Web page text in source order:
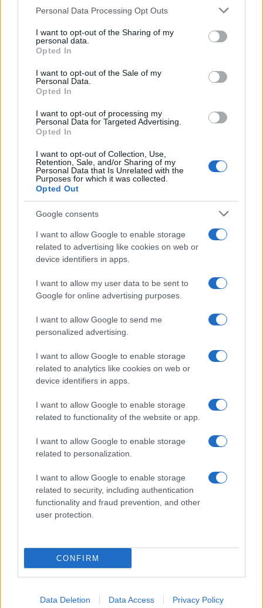
This information may also be disclosed by us to third parties
disclose it to other third parties.
Please note that this website/app uses one or more Google
services and may gather and store information including but
not limited to your visit or usage behaviour. You may click to
grant or deny consent to Google and its third-party tags to
consent section.
Personal Data Processing Opt Outs
I want to opt-out of the Sharing of my
personal data.
Opted In
I want to opt-out of the Sale of my
Personal Data.
Opted In
I want to opt-out of processing my
Personal Data for Targeted Advertising.
Opted In
I want to opt-out of Collection, Use,
Retention, Sale, and/or Sharing of my
Personal Data that Is Unrelated with the
Purposes for which it was collected.
Opted Out
Google consents
I want to allow Google to enable storage
related to advertising like cookies on web or
device identifiers in apps.
I want to allow my user data to be sent to
Google for online advertising purposes.
I want to allow Google to send me
personalized advertising.
I want to allow Google to enable storage
related to analytics like cookies on web or
device identifiers in apps.
I want to allow Google to enable storage
related to functionality of the website or app.
I want to allow Google to enable storage
related to personalization.
I want to allow Google to enable storage
related to security, including authentication
functionality and fraud prevention, and other
user protection.
CONFIRM
Data Deletion Data Access Privacy Policy
Frasi dei film
Frase film della settimana
Frasi film più lette
Film più cercati
Mappa del sito
Frasi suddivise per tema
Foto con frasi belle
aforismi e citazioni più grande del web (137.905 frasi in
database) • ©2005-2025 • La riproduzione dei testi è
consentita citando la fonte secondo la Licenza
Creative Commons• Nota: in qualità di Affiliato Amazon,
il sito ricava una commissione sugli acquisti idonei. •